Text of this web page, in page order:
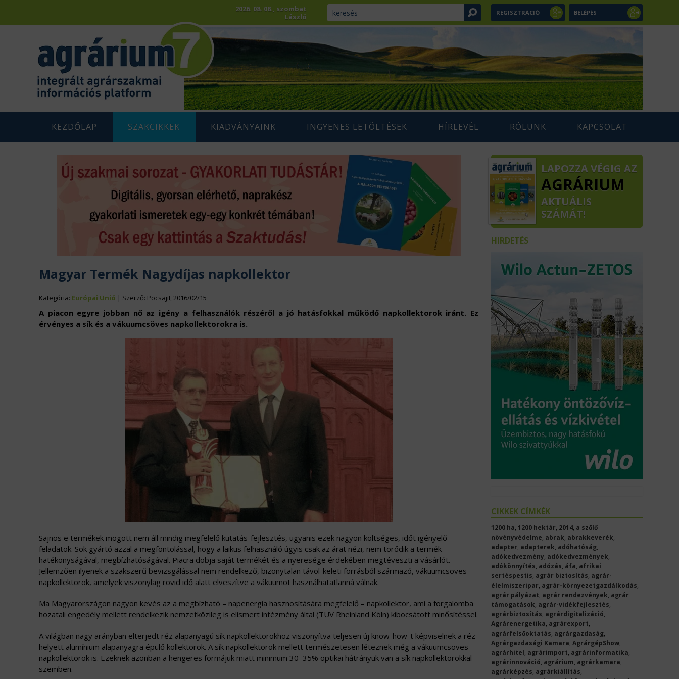
REGISZTRÁCIÓ BELÉPÉS
2026. 08. 08., szombat
László
KEZDŐLAP SZAKCIKKEK
AGRÁRENERGETIKA
FENNTARTHATÓ
AGRÁRGAZDASÁG
GÉPESÍTÉS
AGRÁRTÁMOGATÁSOK KAMARA
ÁLLATTENYÉSZTÉS NÖVÉNYTERMESZTÉS
ÉLELMISZERIPAR NÖVÉNYVÉDELEM
EURÓPAI UNIÓ VIDÉKFEJLESZTÉS
KIADVÁNYAINK
AGRÁRIUM SZAKLAP
AGRÁR SZAKKÖNYVEK
INGYENES LETÖLTÉSEK
AGRÁRIUM MAGAZIN ARCHÍVUM
SZAKMAI TANULMÁNYOK
HÍRLEVÉL RÓLUNK KAPCSOLAT
Magyar Termék Nagydíjas napkollektor
Kategória: Európai Unió | Szerző: PocsajiI, 2016/02/15
A piacon egyre jobban nő az igény a felhasználók részéről a jó hatásfokkal működő napkollektorok iránt. Ez
érvényes a sík és a vákuumcsöves napkollektorokra is.
Sajnos e termékek mögött nem áll mindig megfelelő kutatás-fejlesztés, ugyanis ezek nagyon költséges, időt igényelő
feladatok. Sok gyártó azzal a megfontolással, hogy a laikus felhasználó úgyis csak az árat nézi, nem törődik a termék
hatékonyságával, megbízhatóságával. Piacra dobja saját termékét és a nyeresége érdekében megtéveszti a vásárlót.
Jellemzően ilyenek a szakszerű bevizsgálással nem rendelkező, bizonytalan távol-keleti forrásból származó, vákuumcsöves
napkollektorok, amelyek viszonylag rövid idő alatt elveszítve a vákuumot használhatatlanná válnak.
Ma Magyarországon nagyon kevés az a megbízható – napenergia hasznosítására megfelelő – napkollektor, ami a forgalomba
hozatali engedély mellett rendelkezik nemzetközileg is elismert intézmény által (TÜV Rheinland Köln) kibocsátott minősítéssel.
A világban nagy arányban elterjedt réz alapanyagú sík napkollektorokhoz viszonyítva teljesen új know-how-t képviselnek a réz
helyett alumínium alapanyagra épülő kollektorok. A sík napkollektorok mellett természetesen léteznek még a vákuumcsöves
napkollektorok is. Ezeknek azonban a hengeres formájuk miatt minimum 30–35% optikai hátrányuk van a sík napkollektorokkal
szemben.
LAPOZZA VÉGIG AZ
AGRÁRIUM
AKTUÁLIS
SZÁMÁT!
HIRDETÉS
CIKKEK CÍMKÉK
1200 ha, 1200 hektár, 2014, a szőlő
növényvédelme, abrak, abrakkeverék,
adapter, adapterek, adóhatóság,
adókedvezmény, adókedvezmények,
adókönnyítés, adózás, áfa, afrikai
sertéspestis, agrár biztosítás, agrár-
élelmiszeripar, agrár-környezetgazdálkodás,
agrár pályázat, agrár rendezvények, agrár
támogatások, agrár-vidékfejlesztés,
agrárbiztosítás, agrárdigitalizáció,
Agrárenergetika, agrárexport,
agrárfelsőoktatás, agrárgazdaság,
Agrárgazdasági Kamara, AgrárgépShow,
agrárhitel, agrárimport, agrárinformatika,
agrárinnováció, agrárium, agrárkamara,
agrárképzés, agrárkiállítás,